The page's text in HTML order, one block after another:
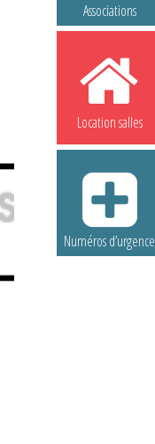
Associations
Location salles
Numéros d’urgence